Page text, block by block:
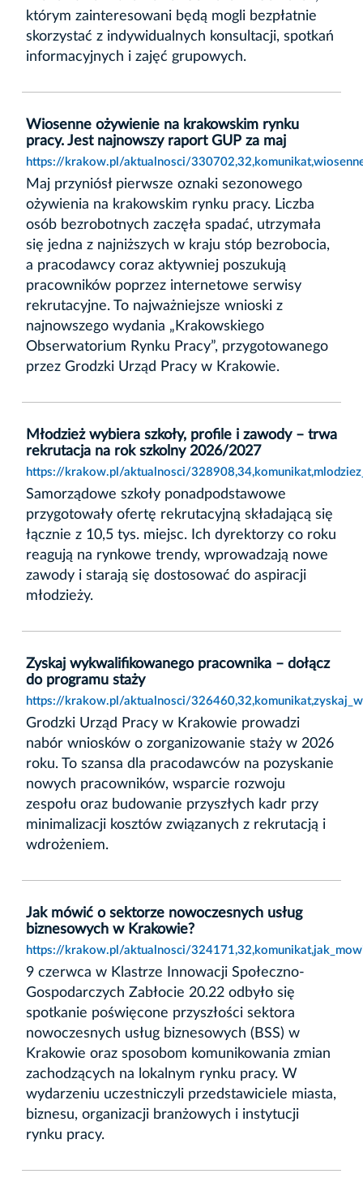
którym zainteresowani będą mogli bezpłatnie
skorzystać z indywidualnych konsultacji, spotkań
informacyjnych i zajęć grupowych.
Wiosenne ożywienie na krakowskim rynku
pracy. Jest najnowszy raport GUP za maj
https://krakow.pl/aktualnosci/
Maj przyniósł pierwsze oznaki sezonowego
ożywienia na krakowskim rynku pracy. Liczba
osób bezrobotnych zaczęła spadać, utrzymała
się jedna z najniższych w kraju stóp bezrobocia,
a pracodawcy coraz aktywniej poszukują
pracowników poprzez internetowe serwisy
rekrutacyjne. To najważniejsze wnioski z
najnowszego wydania „Krakowskiego
Obserwatorium Rynku Pracy”, przygotowanego
przez Grodzki Urząd Pracy w Krakowie.
Młodzież wybiera szkoły, profile i zawody – trwa
rekrutacja na rok szkolny 2026/2027
https://krakow.pl/aktualnosci/
Samorządowe szkoły ponadpodstawowe
przygotowały ofertę rekrutacyjną składającą się
łącznie z 10,5 tys. miejsc. Ich dyrektorzy co roku
reagują na rynkowe trendy, wprowadzają nowe
zawody i starają się dostosować do aspiracji
młodzieży.
Zyskaj wykwalifikowanego pracownika – dołącz
do programu staży
https://krakow.pl/aktualnosci/
Grodzki Urząd Pracy w Krakowie prowadzi
nabór wniosków o zorganizowanie staży w 2026
roku. To szansa dla pracodawców na pozyskanie
nowych pracowników, wsparcie rozwoju
zespołu oraz budowanie przyszłych kadr przy
minimalizacji kosztów związanych z rekrutacją i
wdrożeniem.
Jak mówić o sektorze nowoczesnych usług
biznesowych w Krakowie?
https://krakow.pl/aktualnosci/
9 czerwca w Klastrze Innowacji Społeczno-
Gospodarczych Zabłocie 20.22 odbyło się
spotkanie poświęcone przyszłości sektora
nowoczesnych usług biznesowych (BSS) w
Krakowie oraz sposobom komunikowania zmian
zachodzących na lokalnym rynku pracy. W
wydarzeniu uczestniczyli przedstawiciele miasta,
biznesu, organizacji branżowych i instytucji
rynku pracy.